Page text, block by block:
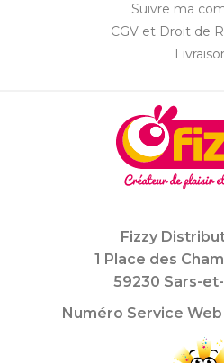
Suivre ma
CGV et Droit de
Fizzy
1 Place des
59230 Sars-
Numéro Service Web